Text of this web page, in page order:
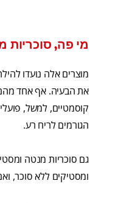
מי פה, סוכריות
מוצרים אלה נועדו
את הבעיה. אף אחד מהם
קוסמטיים, למשל,
הגורמים לריח רע.
גם סוכריות מנטה
ומסטיקים ללא סוכר,